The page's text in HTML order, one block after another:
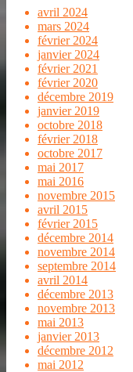
avril 2024
mars 2024
février 2024
janvier 2024
février 2021
février 2020
décembre 2019
janvier 2019
octobre 2018
février 2018
octobre 2017
mai 2017
mai 2016
novembre 2015
avril 2015
février 2015
décembre 2014
novembre 2014
septembre 2014
avril 2014
décembre 2013
novembre 2013
mai 2013
janvier 2013
décembre 2012
mai 2012